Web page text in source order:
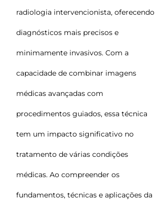
radiologia intervencionista, oferecendo
diagnósticos mais precisos e
minimamente invasivos. Com a
capacidade de combinar imagens
médicas avançadas com
procedimentos guiados, essa técnica
tem um impacto significativo no
tratamento de várias condições
médicas. Ao compreender os
fundamentos, técnicas e aplicações da